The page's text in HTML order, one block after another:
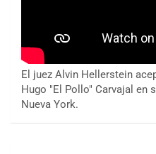
El juez Alvin Hellerstein
Hugo "El Pollo" Carvajal en
Nueva York.